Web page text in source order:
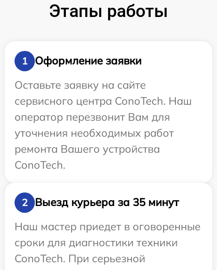
Этапы работы
1
Оформление заявки
Оставьте заявку на сайте
сервисного центра ConoTech. Наш
оператор перезвонит Вам для
уточнения необходимых работ
ремонта Вашего устройства
ConoTech.
2
Выезд курьера за 35 минут
Наш мастер приедет в оговоренные
сроки для диагностики техники
ConoTech. При серьезной